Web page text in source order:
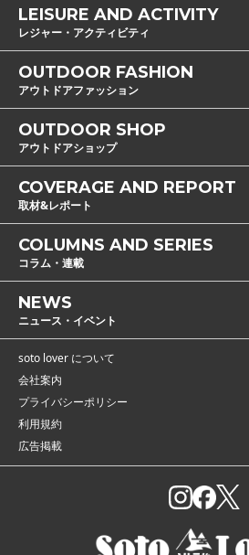
LEISURE AND ACTIVITY
レジャー・アクティビティ
OUTDOOR FASHION
アウトドアファッション
OUTDOOR SHOP
アウトドアショップ
COVERAGE AND REPORT
取材&レポート
COLUMNS AND SERIES
コラム・連載
NEWS
ニュース・イベント
soto lover について
会社案内
プライバシーポリシー
利用規約
広告掲載